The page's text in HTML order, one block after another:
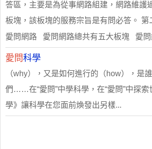
答區，主要是為從事網路組建，網路維護
板塊，該板塊的服務宗旨是有問必答。 第
愛問網路 愛問網路總共有五大板塊 愛問
愛問科學
（why），又是如何進行的（how），是
們……在“愛問”中學科學，在“愛問”中探索
學》讓科學在您面前煥發出另樣...